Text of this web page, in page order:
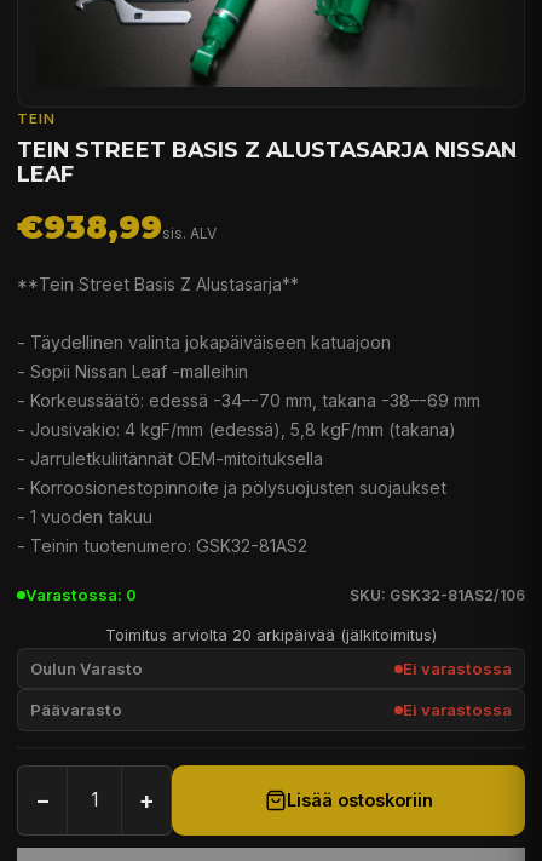
TEIN
TEIN STREET BASIS Z ALUSTASARJA NISSAN
LEAF
€938,99sis. ALV
**Tein Street Basis Z Alustasarja**
- Täydellinen valinta jokapäiväiseen katuajoon
- Sopii Nissan Leaf -malleihin
- Korkeussäätö: edessä -34–-70 mm, takana -38–-69 mm
- Jousivakio: 4 kgF/mm (edessä), 5,8 kgF/mm (takana)
- Jarruletkuliitännät OEM-mitoituksella
- Korroosionestopinnoite ja pölysuojusten suojaukset
- 1 vuoden takuu
- Teinin tuotenumero: GSK32-81AS2
Varastossa: 0 SKU: GSK32-81AS2/106
Toimitus arviolta 20 arkipäivää (jälkitoimitus)
Oulun Varasto Ei varastossa
Päävarasto Ei varastossa
− + Lisää ostoskoriin